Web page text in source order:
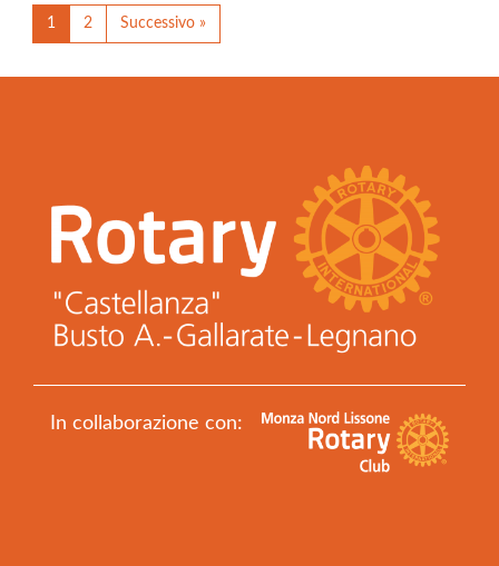
1 2 Successivo »
In collaborazione con: